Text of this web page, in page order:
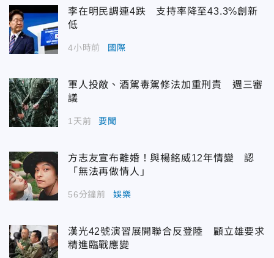
李在明民調連4跌 支持率降至43.3%創新
低
4小時前 國際
軍人投敵、酒駕毒駕修法加重刑責 週三審
議
1天前 要聞
方志友宣布離婚！與楊銘威12年情變 認
「無法再做情人」
56分鐘前 娛樂
漢光42號演習展開聯合反登陸 顧立雄要求
精進臨戰應變